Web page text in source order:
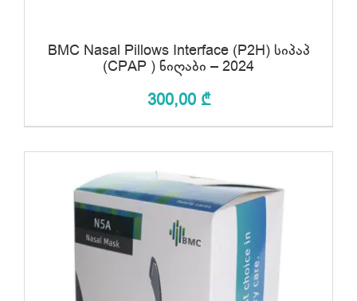
BMC Nasal Pillows Interface (P2H) სიპაპ
(CPAP ) ნიღაბი – 2024
300,00 ₾